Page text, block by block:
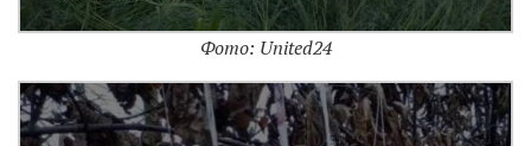
Фото: United24